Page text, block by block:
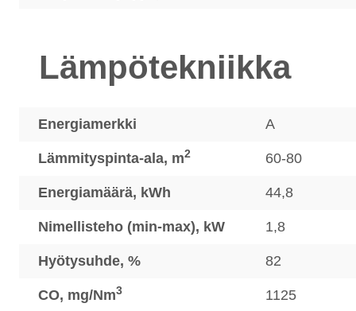
Lämpötekniikka
Energiamerkki A
Lämmityspinta-ala, m2 60-80
Energiamäärä, kWh 44,8
Nimellisteho (min-max), kW 1,8
Hyötysuhde, % 82
CO, mg/Nm3 1125